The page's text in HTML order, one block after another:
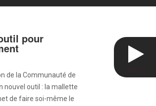
pour
de la Communauté de
nouvel outil : la mallette
de faire soi-même le